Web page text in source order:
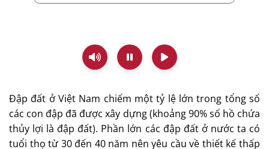
Đập đất ở Việt Nam chiếm một tỷ lệ lớn trong tổng số
các con đập đã được xây dựng (khoảng 90% số hồ chứa
thủy lợi là đập đất). Phần lớn các đập đất ở nước ta có
tuổi thọ từ 30 đến 40 năm nên yêu cầu về thiết kế thấp